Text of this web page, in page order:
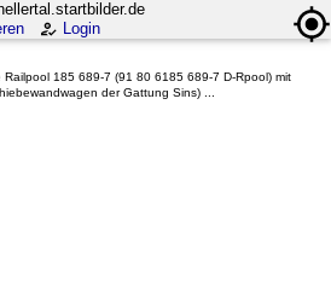
hellertal.startbilder.de
Login
185 689-7 (91 80 6185 689-7 D-Rpool) mit
der Gattung Sins) ...